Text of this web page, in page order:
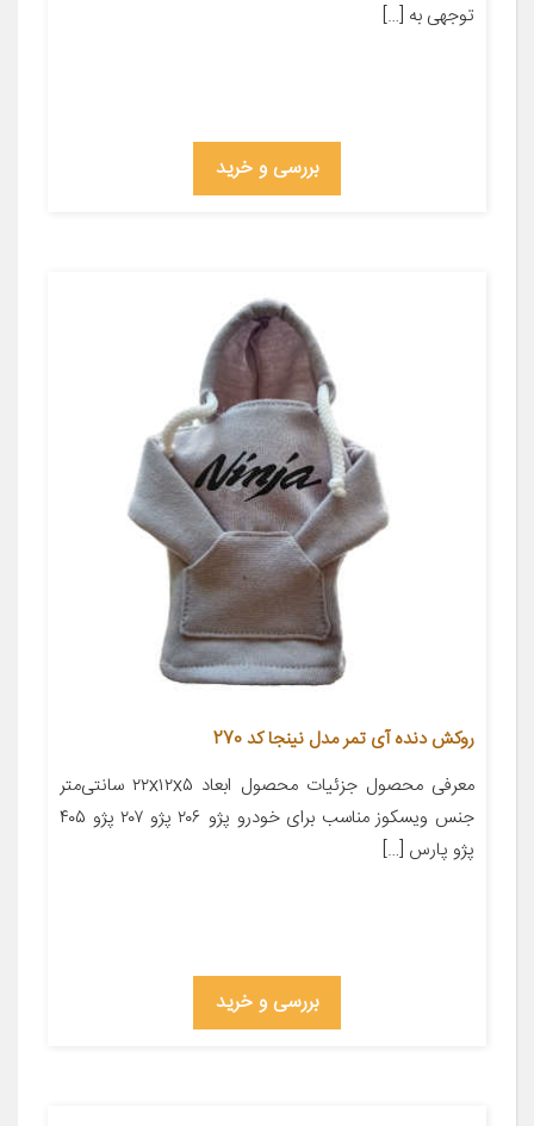
توجهی به […]
بررسی و خرید
روکش دنده آی تمر مدل نینجا کد 270
معرفی محصول جزئیات محصول ابعاد ۲۲x۱۲x۵ سانتی‌متر
جنس ویسکوز مناسب برای خودرو پژو ۲۰۶ پژو ۲۰۷ پژو ۴۰۵
پژو پارس […]
بررسی و خرید